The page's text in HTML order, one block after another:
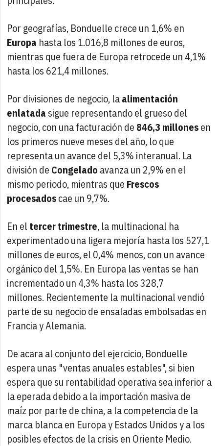
Por geografías, Bonduelle crece un 1,6% en
Europa hasta los 1.016,8 millones de euros,
mientras que fuera de Europa retrocede un 4,1%
hasta los 621,4 millones.
Por divisiones de negocio, laalimentación
enlatada sigue representando el grueso del
negocio, con una facturación de 846,3 millonesen
los primeros nueve meses del año, lo que
representa un avance del 5,3% interanual. La
división de Congelado avanza un 2,9% en el
mismo periodo, mientras que Frescos
procesadoscae un 9,7%.
En el tercer trimestre, la multinacional ha
experimentado una ligera mejoría hasta los 527,1
millones de euros, el 0,4% menos, con un avance
orgánico del 1,5%. En Europa las ventas se han
incrementado un 4,3% hasta los 328,7
millones. Recientemente la multinacional vendió
parte de su negocio de ensaladas embolsadas en
Francia y Alemania.
De acara al conjunto del ejercicio, Bonduelle
espera unas "ventas anuales estables", si bien
espera que su rentabilidad operativa sea inferior a
la eperada debido a la importación masiva de
maíz por parte de china, a la competencia de la
marca blanca en Europa y Estados Unidos y a los
posibles efectos de la crisis en Oriente Medio.